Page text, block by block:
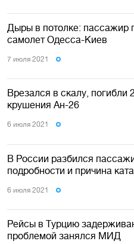
Дыры в потолке: пассажир
самолет Одесса-Киев
7 июля 2021
Врезался в скалу, погибли
крушения Ан-26
6 июля 2021
В России разбился
подробности и причина
6 июля 2021
Рейсы в Турцию
проблемой занялся МИД